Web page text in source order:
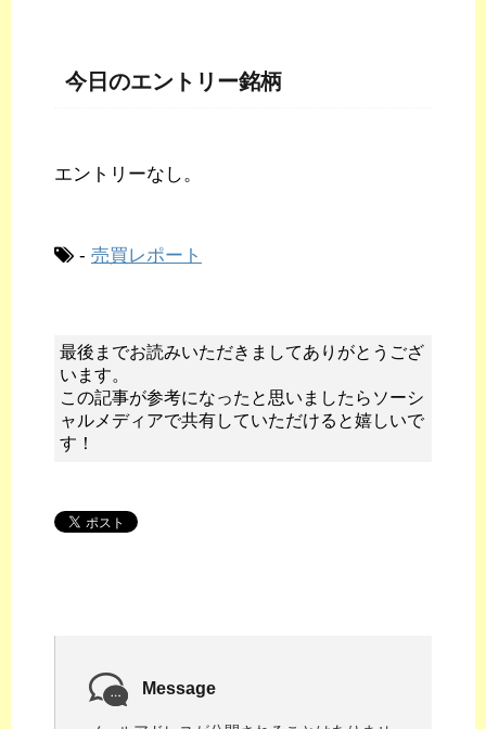
今日のエントリー銘柄
エントリーなし。
- 売買レポート
最後までお読みいただきましてありがとうござ
います。
この記事が参考になったと思いましたらソーシ
ャルメディアで共有していただけると嬉しいで
す！
Message